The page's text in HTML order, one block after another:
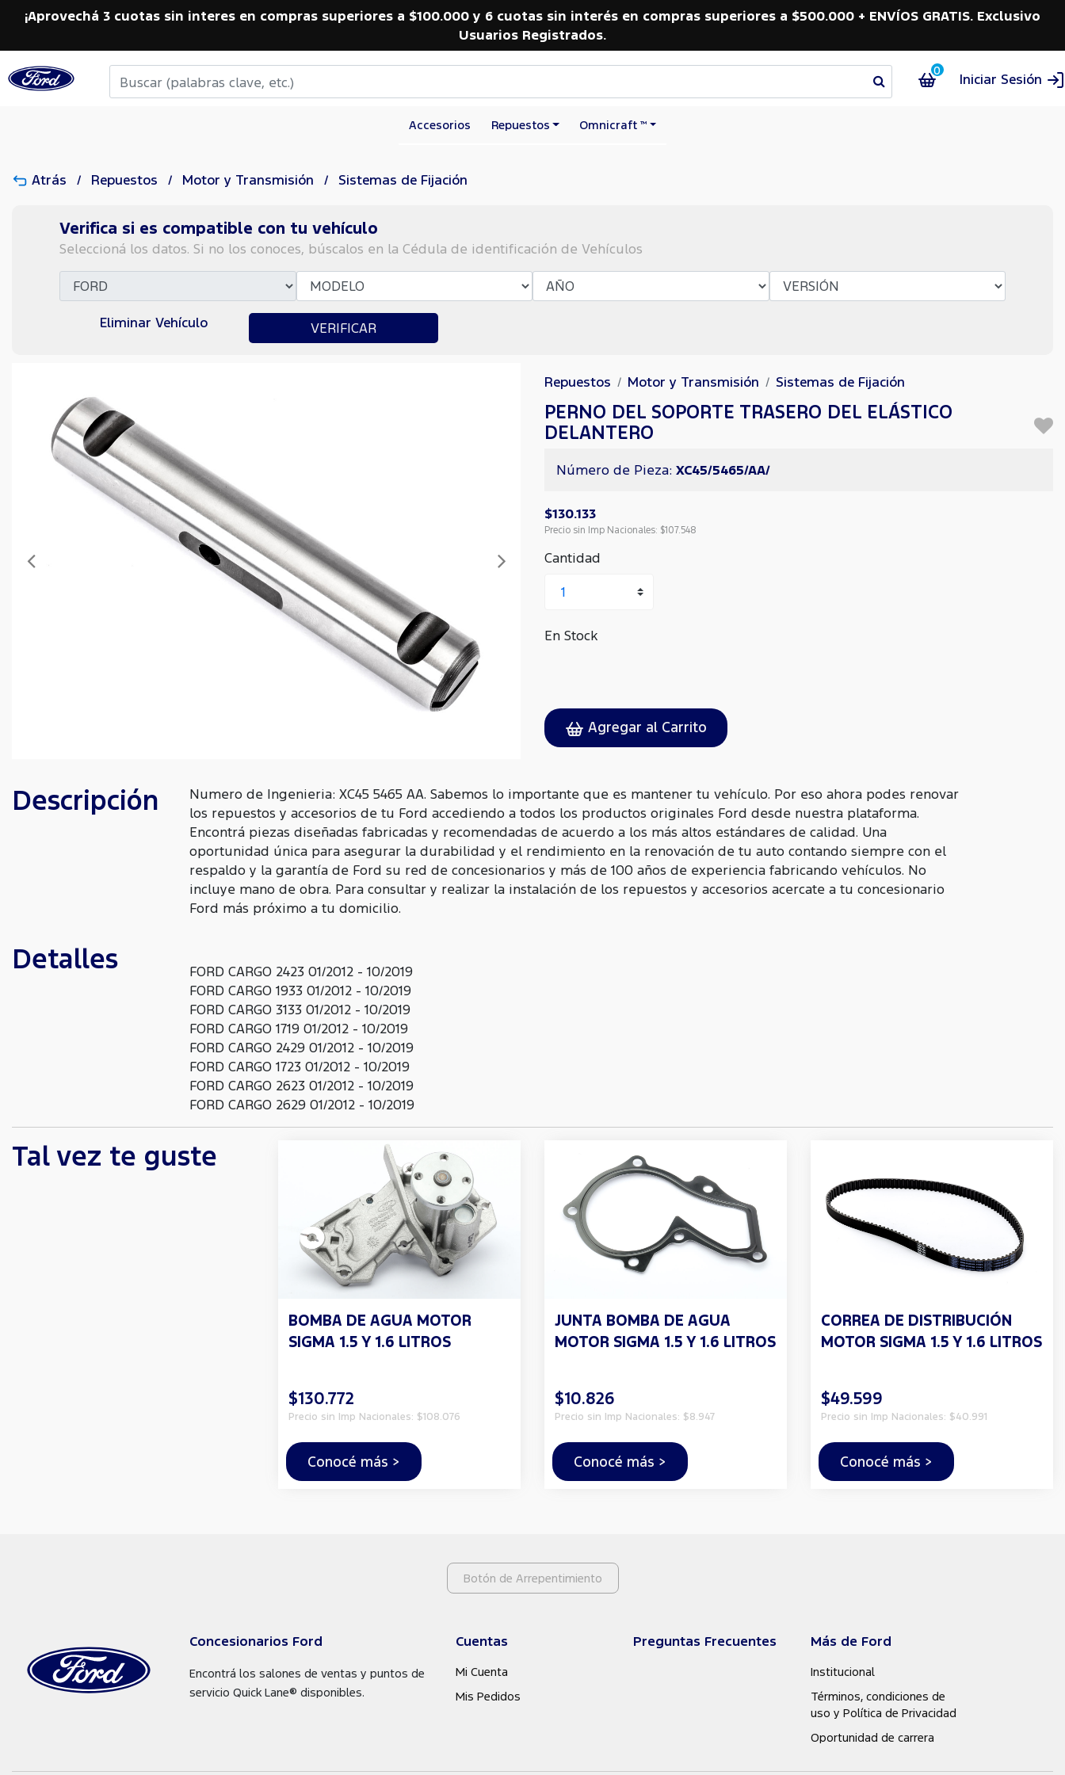
¡Aprovechá 3 cuotas sin interes en compras superiores a $100.000 y 6 cuotas sin interés en compras superiores a $500.000 + ENVÍOS GRATIS. Exclusivo
Usuarios Registrados.
0
Iniciar Sesión
Accesorios Repuestos Omnicraft ™
Atrás Repuestos Motor y Transmisión Sistemas de Fijación
Verifica si es compatible con tu vehículo
Seleccioná los datos. Si no los conoces, búscalos en la Cédula de identificación de Vehículos
Eliminar Vehículo VERIFICAR
Anterior
Repuestos Motor y Transmisión Sistemas de Fijación
PERNO DEL SOPORTE TRASERO DEL ELÁSTICO
DELANTERO
Número de Pieza: XC45/5465/AA/
$130.133
Precio sin Imp Nacionales: $107.548
Cantidad
En Stock
Agregar al Carrito
Descripción
Numero de Ingenieria: XC45 5465 AA. Sabemos lo importante que es mantener tu vehículo. Por eso ahora podes renovar
los repuestos y accesorios de tu Ford accediendo a todos los productos originales Ford desde nuestra plataforma.
Encontrá piezas diseñadas fabricadas y recomendadas de acuerdo a los más altos estándares de calidad. Una
oportunidad única para asegurar la durabilidad y el rendimiento en la renovación de tu auto contando siempre con el
respaldo y la garantía de Ford su red de concesionarios y más de 100 años de experiencia fabricando vehículos. No
incluye mano de obra. Para consultar y realizar la instalación de los repuestos y accesorios acercate a tu concesionario
Ford más próximo a tu domicilio.
Detalles
FORD CARGO 2423 01/2012 - 10/2019
FORD CARGO 1933 01/2012 - 10/2019
FORD CARGO 3133 01/2012 - 10/2019
FORD CARGO 1719 01/2012 - 10/2019
FORD CARGO 2429 01/2012 - 10/2019
FORD CARGO 1723 01/2012 - 10/2019
FORD CARGO 2623 01/2012 - 10/2019
FORD CARGO 2629 01/2012 - 10/2019
Tal vez te guste
BOMBA DE AGUA MOTOR
SIGMA 1.5 Y 1.6 LITROS
$130.772
Precio sin Imp Nacionales: $108.076
Conocé más >
JUNTA BOMBA DE AGUA
MOTOR SIGMA 1.5 Y 1.6 LITROS
$10.826
Precio sin Imp Nacionales: $8.947
Conocé más >
CORREA DE DISTRIBUCIÓN
MOTOR SIGMA 1.5 Y 1.6 LITROS
$49.599
Precio sin Imp Nacionales: $40.991
Conocé más >
Botón de Arrepentimiento
Concesionarios Ford
Encontrá los salones de ventas y puntos de
servicio Quick Lane® disponibles.
Cuentas
Mi Cuenta
Mis Pedidos
Preguntas Frecuentes Más de Ford
Institucional
Términos, condiciones de
uso y Política de Privacidad
Oportunidad de carrera